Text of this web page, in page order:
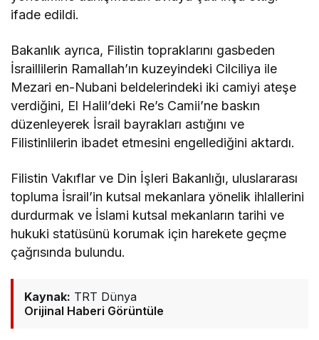
ifade edildi.
Bakanlık ayrıca, Filistin topraklarını gasbeden
İsraillilerin Ramallah’ın kuzeyindeki Cilciliya ile
Mezari en-Nubani beldelerindeki iki camiyi ateşe
verdiğini, El Halil’deki Re’s Camii’ne baskın
düzenleyerek İsrail bayrakları astığını ve
Filistinlilerin ibadet etmesini engellediğini aktardı.
Filistin Vakıflar ve Din İşleri Bakanlığı, uluslararası
topluma İsrail’in kutsal mekanlara yönelik ihlallerini
durdurmak ve İslami kutsal mekanların tarihi ve
hukuki statüsünü korumak için harekete geçme
çağrısında bulundu.
Kaynak: TRT Dünya
Orijinal Haberi Görüntüle